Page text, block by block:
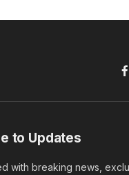
to Updates
with breaking news,